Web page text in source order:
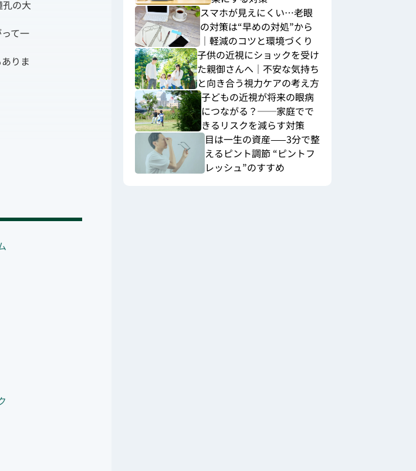
孔の大
て一
りま
スマホが見えにくい…老眼
の対策は“早めの対処”から
｜軽減のコツと環境づくり
子供の近視にショックを受け
た親御さんへ｜不安な気持ち
と向き合う視力ケアの考え方
子どもの近視が将来の眼病
につながる？──家庭でで
きるリスクを減らす対策
目は一生の資産——3分で整
えるピント調節 “ピントフ
レッシュ”のすすめ